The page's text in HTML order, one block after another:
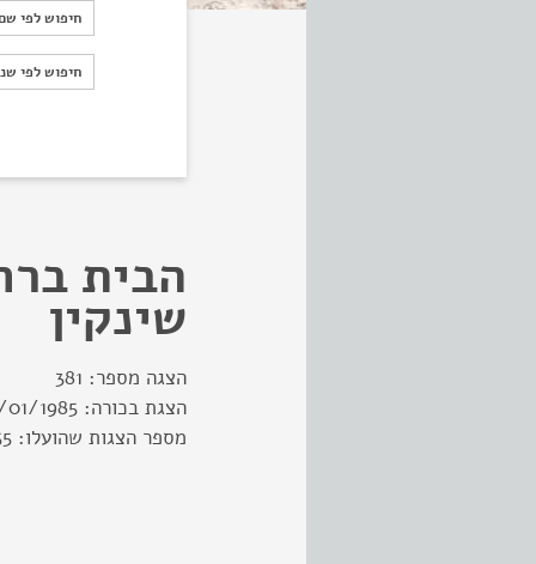
חיפוש לפי
חיפוש לפי
חיפוש לפי
הבית
שינקין
הצגה מספר: 381
הצגת בכורה: 01/1985
מספר הצגות שהועלו: